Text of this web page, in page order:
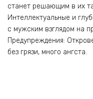
станет решающим в их
Интеллектуальные и
с мужским взглядом на
Предупреждения:
без грязи, много ангста.